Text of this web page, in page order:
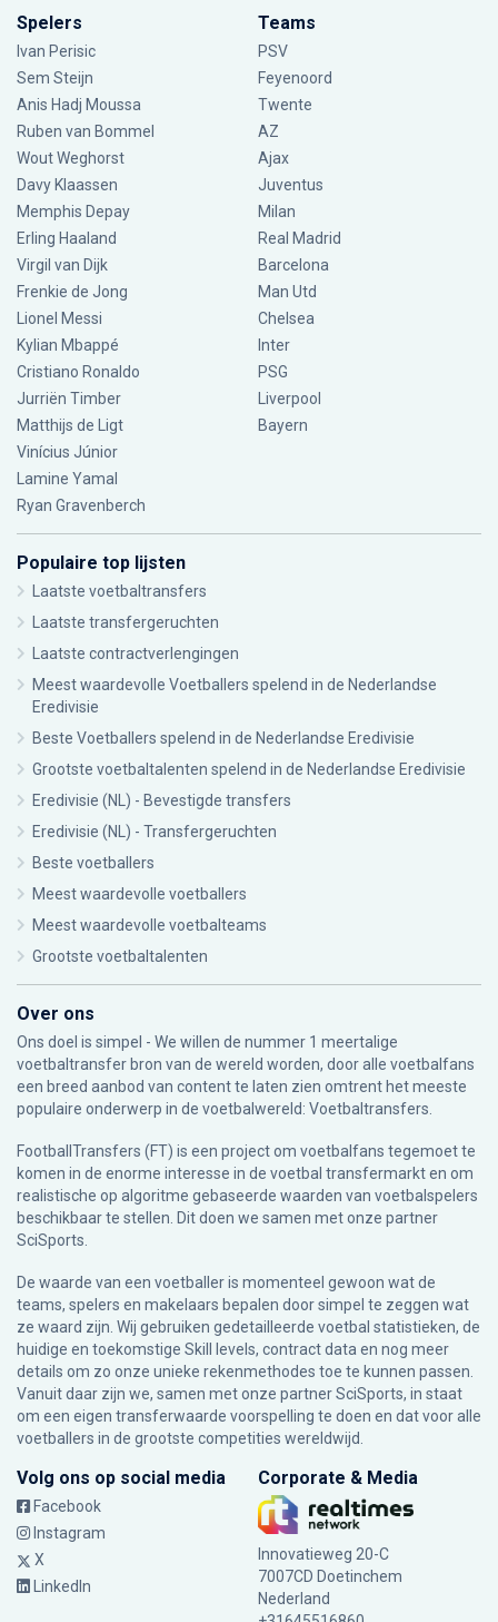
Spelers
Ivan Perisic
Sem Steijn
Anis Hadj Moussa
Ruben van Bommel
Wout Weghorst
Davy Klaassen
Memphis Depay
Erling Haaland
Virgil van Dijk
Frenkie de Jong
Lionel Messi
Kylian Mbappé
Cristiano Ronaldo
Jurriën Timber
Matthijs de Ligt
Vinícius Júnior
Lamine Yamal
Ryan Gravenberch
Teams
PSV
Feyenoord
Twente
AZ
Ajax
Juventus
Milan
Real Madrid
Barcelona
Man Utd
Chelsea
Inter
PSG
Liverpool
Bayern
Populaire top lijsten
Laatste voetbaltransfers
Laatste transfergeruchten
Laatste contractverlengingen
Meest waardevolle Voetballers spelend in de Nederlandse
Eredivisie
Beste Voetballers spelend in de Nederlandse Eredivisie
Grootste voetbaltalenten spelend in de Nederlandse Eredivisie
Eredivisie (NL) - Bevestigde transfers
Eredivisie (NL) - Transfergeruchten
Beste voetballers
Meest waardevolle voetballers
Meest waardevolle voetbalteams
Grootste voetbaltalenten
Over ons
Ons doel is simpel - We willen de nummer 1 meertalige
voetbaltransfer bron van de wereld worden, door alle voetbalfans
een breed aanbod van content te laten zien omtrent het meeste
populaire onderwerp in de voetbalwereld: Voetbaltransfers.
FootballTransfers (FT) is een project om voetbalfans tegemoet te
komen in de enorme interesse in de voetbal transfermarkt en om
realistische op algoritme gebaseerde waarden van voetbalspelers
beschikbaar te stellen. Dit doen we samen met onze partner
SciSports
De waarde van een voetballer is momenteel gewoon wat de
teams, spelers en makelaars bepalen door simpel te zeggen wat
ze waard zijn. Wij gebruiken gedetailleerde voetbal statistieken, de
huidige en toekomstige Skill levels, contract data en nog meer
details om zo onze unieke rekenmethodes toe te kunnen passen.
Vanuit daar zijn we, samen met onze partner SciSports, in staat
om een eigen transferwaarde voorspelling te doen en dat voor alle
voetballers in de grootste competities wereldwijd.
Volg ons op social media
Facebook
Instagram
X
LinkedIn
Corporate & Media
Innovatieweg 20-C
7007CD Doetinchem
Nederland